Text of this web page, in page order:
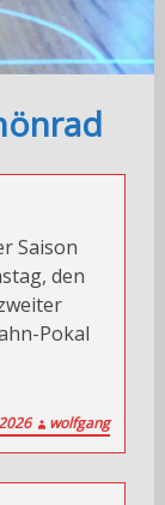
Saison
den
Pokal
wolfgang